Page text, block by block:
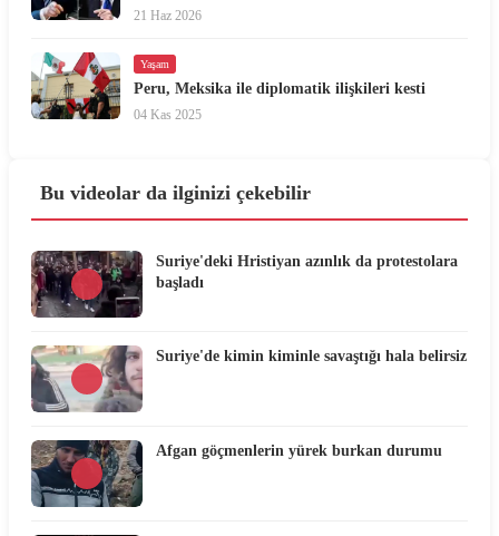
21 Haz 2026
Yaşam
Peru, Meksika ile diplomatik ilişkileri kesti
04 Kas 2025
Bu videolar da ilginizi çekebilir
Suriye'deki Hristiyan azınlık da protestolara
başladı
Suriye'de kimin kiminle savaştığı hala belirsiz
Afgan göçmenlerin yürek burkan durumu